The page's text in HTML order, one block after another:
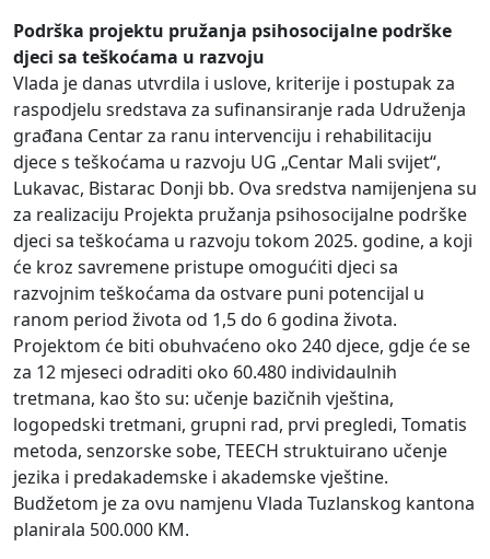
Podrška projektu pružanja psihosocijalne podrške
djeci sa teškoćama u razvoju
Vlada je danas utvrdila i uslove, kriterije i postupak za
raspodjelu sredstava za sufinansiranje rada Udruženja
građana Centar za ranu intervenciju i rehabilitaciju
djece s teškoćama u razvoju UG „Centar Mali svijet“,
Lukavac, Bistarac Donji bb. Ova sredstva namijenjena su
za realizaciju Projekta pružanja psihosocijalne podrške
djeci sa teškoćama u razvoju tokom 2025. godine, a koji
će kroz savremene pristupe omogućiti djeci sa
razvojnim teškoćama da ostvare puni potencijal u
ranom period života od 1,5 do 6 godina života.
Projektom će biti obuhvaćeno oko 240 djece, gdje će se
za 12 mjeseci odraditi oko 60.480 individaulnih
tretmana, kao što su: učenje bazičnih vještina,
logopedski tretmani, grupni rad, prvi pregledi, Tomatis
metoda, senzorske sobe, TEECH struktuirano učenje
jezika i predakademske i akademske vještine.
Budžetom je za ovu namjenu Vlada Tuzlanskog kantona
planirala 500.000 KM.